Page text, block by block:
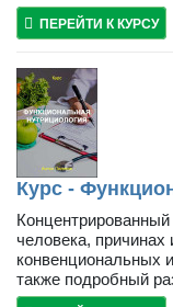
ПЕРЕЙТИ К КУРСУ
Курс -
Концентрированный
человека,
конвенциональных
также подробный